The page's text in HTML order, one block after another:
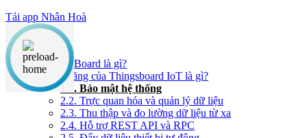
Tải app Nhân Hoà
Nội dung chính
1. ThingsBoard là gì?
2. Tính năng của Thingsboard IoT là gì?
2.1. Bảo mật hệ thống
2.2. Trực quan hóa và quản lý dữ liệu
2.3. Thu thập và đo lường dữ liệu từ xa
2.4. Hỗ trợ REST API và RPC